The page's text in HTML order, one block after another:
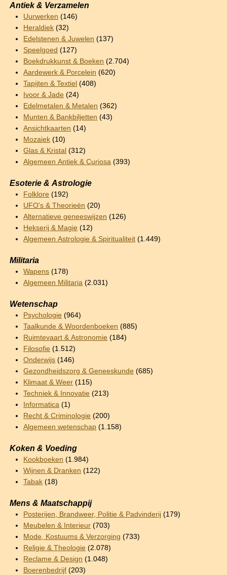
Antiek & Verzamelen
Uurwerken (146)
Heraldiek (32)
Edelstenen & Juwelen (137)
Speelgoed (127)
Boekdrukkunst & Boeken (2.704)
Aardewerk & Porcelein (620)
Tapijten & Textiel (408)
Ivoor & Jade (24)
Edelmetalen & Metalen (362)
Munten & Bankbiljetten (43)
Ansichtkaarten (14)
Mozaiek (10)
Glas & Kristal (312)
Algemeen Antiek & Curiosa (393)
Esoterie & Astrologie
Folklore (192)
UFO's & Theorieën (20)
Alternatieve geneeswijzen (126)
Hekserij & Magie (12)
Algemeen Astrologie & Spiritualiteit (1.449)
Militaria
Wapens (178)
Algemeen Militaria (2.031)
Wetenschap
Psychologie (964)
Taalkunde & Woordenboeken (885)
Ruimtevaart & Astronomie (184)
Filosofie (1.512)
Onderwijs (146)
Gezondheidszorg & Geneeskunde (685)
Klimaat & Weer (115)
Techniek & Innovatie (213)
Informatica (1)
Recht & Criminologie (200)
Algemeen wetenschap (1.158)
Koken & Voeding
Kookboeken (1.984)
Wijnen & Dranken (122)
Tabak (18)
Mens & Maatschappij
Posterijen, Brandweer, Politie & Padvinderij (179)
Meubelen & Interieur (703)
Mode, Kostuums & Verzorging (733)
Religie & Theologie (2.078)
Reclame & Design (1.048)
Boerenbedrijf (203)